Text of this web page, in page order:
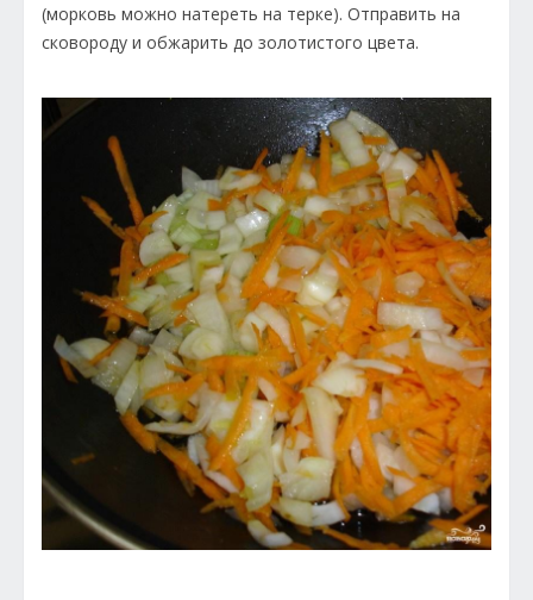
(морковь можно натереть на терке). Отправить на
сковороду и обжарить до золотистого цвета.